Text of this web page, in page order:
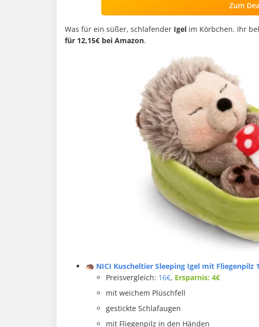
Zum
Was für ein süßer, schlafender Igel im Körbchen. Ihr
für 12,15€ bei Amazon.
🦔 NICI Kuscheltier Sleeping Igel mit Fliegenpilz
Preisvergleich: 16€, Ersparnis: 4€
mit weichem Plüschfell
gestickte Schlafaugen
mit Fliegenpilz in den Händen